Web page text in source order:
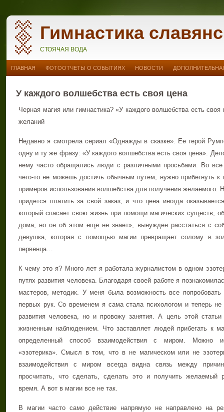
Гимнастика
СТОЯЧАЯ ВОДА
ГЛАВНАЯ ФОТООТЧЕТЫ О СОБЫТИЯХ НОВОСТИ
У каждого волшебства есть своя цена
Черная магия или гимнастика? «У каждого волшебства есть своя
желаний
Недавно я смотрела сериал «Однажды в сказке». Ее герой
одну и ту же фразу: «У каждого волшебства есть своя цена».
нему часто обращались люди с различными просьбами. Во
чего-то не можешь достичь обычным путем, нужно прибегнуть
примеров использования волшебства для получения желаемого.
придется платить за свой заказ, и что цена иногда
который спасает свою жизнь при помощи магических существ,
дома, но он об этом еще не знает», вынужден расстаться с
девушка, которая с помощью магии превращает солому в
первенца…
К чему это я? Много лет я работала журналистом в одном
путях развития человека. Благодаря своей работе я
мастеров, методик. У меня была возможность все
первых рук. Со временем я сама стала психологом и теперь
развития человека, но и провожу занятия. А цель этой
жизненным наблюдением. Что заставляет людей прибегать к
определенный способ взаимодействия с миром. Можно
«эзотерика». Смысл в том, что в не магическом или не
взаимодействия с миром всегда видна связь между
просчитать, что сделать, сделать это и получить желаемый
время. А вот в магии все не так.
В магии часто само действие напрямую не направлено на